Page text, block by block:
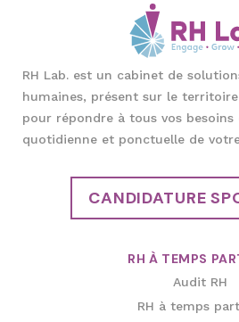
RH Lab. est un cabinet de
humaines, présent sur le
pour répondre à tous vos besoins
quotidienne et ponctuelle de
CANDIDATURE
RH À TEMPS
Audit RH
RH à temps